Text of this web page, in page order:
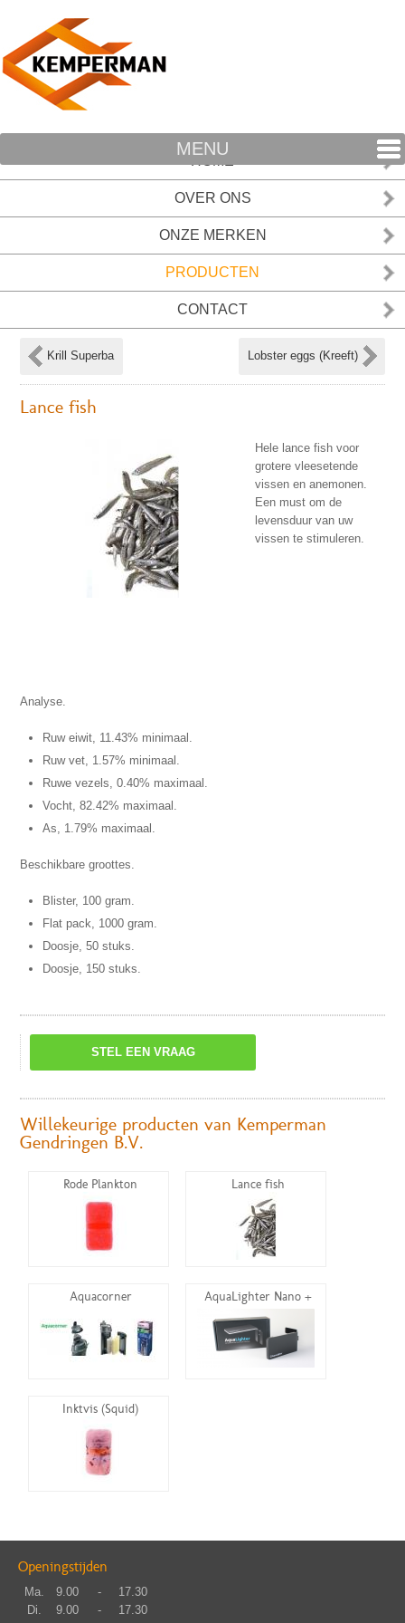
MENU
OVER ONS
ONZE MERKEN
PRODUCTEN
CONTACT
Krill Superba Lobster eggs (Kreeft)
Lance fish
Hele lance fish voor
grotere vleesetende
vissen en anemonen.
Een must om de
levensduur van uw
vissen te stimuleren.
Analyse.
Ruw eiwit, 11.43% minimaal.
Ruw vet, 1.57% minimaal.
Ruwe vezels, 0.40% maximaal.
Vocht, 82.42% maximaal.
As, 1.79% maximaal.
Beschikbare groottes.
Blister, 100 gram.
Flat pack, 1000 gram.
Doosje, 50 stuks.
Doosje, 150 stuks.
STEL EEN VRAAG
Willekeurige producten van Kemperman
Gendringen B.V.
Rode Plankton Lance fish
Aquacorner AquaLighter Nano +
Inktvis (Squid)
Openingstijden
Ma. 9.00 -
17.30
Di.
9.00 -
17.30